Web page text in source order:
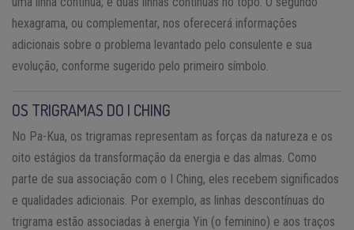
hexagrama, ou complementar, nos oferecerá informações
adicionais sobre o problema levantado pelo consulente e sua
evolução, conforme sugerido pelo primeiro símbolo.
OS TRIGRAMAS DO I CHING
No Pa-Kua, os trigramas representam as forças da natureza e os
oito estágios da transformação da energia e das almas. Como
parte de sua associação com o I Ching, eles recebem significados
e qualidades adicionais. Por exemplo, as linhas descontínuas do
trigrama estão associadas à energia Yin (o feminino) e aos traços